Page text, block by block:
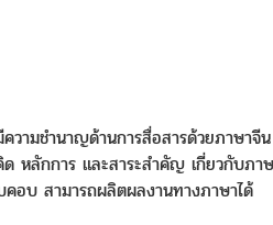
วามชำนาญด้านการสื่อสารด้วยภาษาจีน
หลักการ และสาระสำคัญ เกี่ยวกับภา
อบ สามารถผลิตผลงานทางภาษาได้